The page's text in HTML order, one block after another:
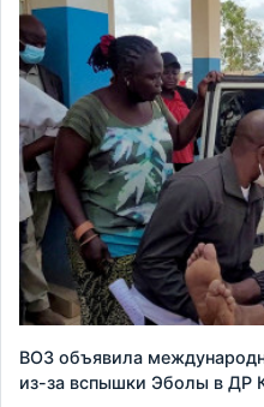
ВОЗ объявила
из-за вспышки Эболы в ДР